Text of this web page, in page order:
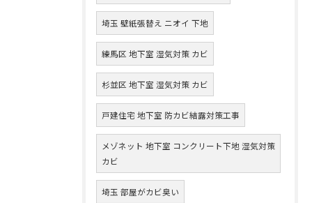
埼玉 壁紙張替え ニオイ 下地
練馬区 地下室 湿気対策 カビ
杉並区 地下室 湿気対策 カビ
戸建住宅 地下室 防カビ結露対策工事
メゾネット 地下室 コンクリート下地 湿気対策
カビ
埼玉 部屋がカビ臭い